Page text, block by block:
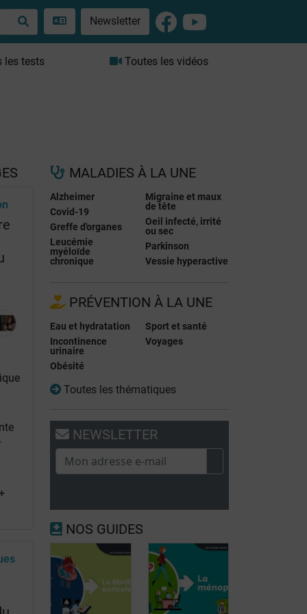
Newsletter
les tests Toutes les vidéos
MALADIES À LA UNE
Alzheimer
Covid-19
Greffe d'organes
Leucémie
myéloïde
chronique
Migraine et maux
de tête
Oeil infecté, irrité
ou sec
Parkinson
Vessie hyperactive
PRÉVENTION À LA UNE
Eau et hydratation
Incontinence
urinaire
Obésité
Sport et santé
Voyages
Toutes les thématiques
NEWSLETTER
NOS GUIDES